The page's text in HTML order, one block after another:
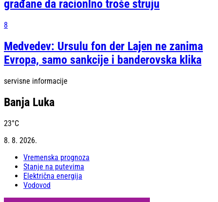
građane da racionlno troše struju
8
Medvedev: Ursulu fon der Lajen ne zanima
Evropa, samo sankcije i banderovska klika
servisne informacije
Banja Luka
23°C
8. 8. 2026.
Vremenska prognoza
Stanje na putevima
Električna energija
Vodovod